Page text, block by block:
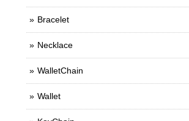
Bracelet
Necklace
WalletChain
Wallet